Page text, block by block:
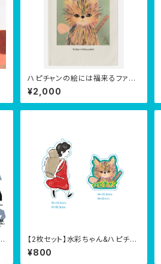
ハピチャンの絵には福来るファブ
リックポスター(生サイン付き)
¥2,000
【2枚セット】水彩ちゃん&ハピチャ
ンステッカー【直筆お手紙付き】
¥800